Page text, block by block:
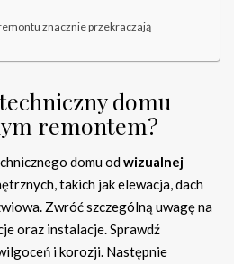
znacznie przekraczają
domu
remontem?
domu odwizualnej
takich jak elewacja, dach
Zwróć szczególną uwagę na
oraz instalacje. Sprawdź
i korozji. Następnie